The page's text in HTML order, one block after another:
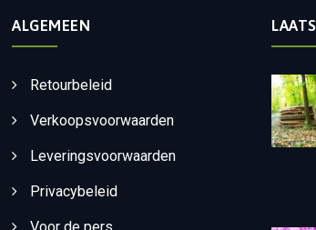
ALGEMEEN
Retourbeleid
Verkoopsvoorwaarden
Leveringsvoorwaarden
Privacybeleid